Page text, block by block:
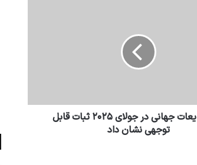
بازار ضایعات جهانی در جولای ۲۰۲۵ ثبات قابل
توجهی نشان داد